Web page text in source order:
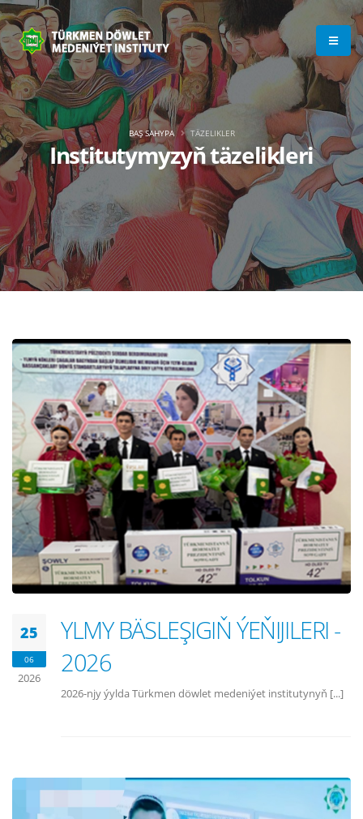
Institutymyzyň täzelikleri
BAŞ SAHYPA TÄZELIKLER
25
06
2026
YLMY BÄSLEŞIGIŇ ÝEŇIJILERI -
2026
2026-njy ýylda Türkmen döwlet medeniýet institutynyň [...]